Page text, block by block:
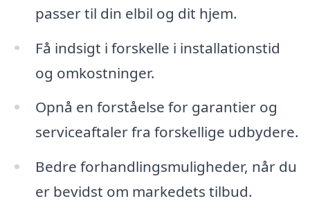
passer til din elbil og dit hjem.
Få indsigt i forskelle i installationstid
og omkostninger.
Opnå en forståelse for garantier og
serviceaftaler fra forskellige udbydere.
Bedre forhandlingsmuligheder, når du
er bevidst om markedets tilbud.